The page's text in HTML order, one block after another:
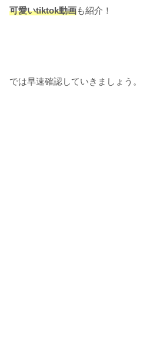
可愛いtiktok動画も紹介！
では早速確認していきましょう。